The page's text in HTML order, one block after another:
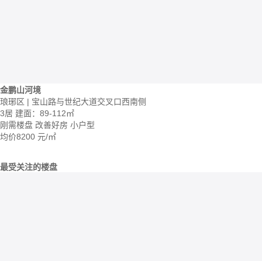
金鹏山河境
琅琊区 | 宝山路与世纪大道交叉口西南侧
3居 建面：89-112㎡
刚需楼盘 改善好房 小户型
均价8200 元/㎡
最受关注的楼盘